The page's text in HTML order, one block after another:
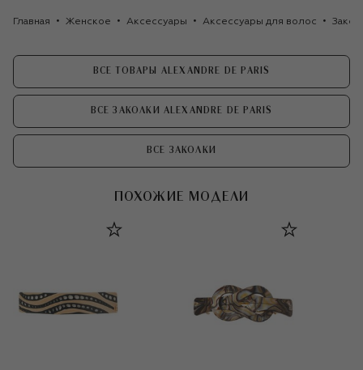
Главная Женское Аксессуары Аксессуары для волос
ВСЕ ТОВАРЫ ALEXANDRE DE PARIS
ВСЕ ЗАКОЛКИ ALEXANDRE DE PARIS
ВСЕ ЗАКОЛКИ
ПОХОЖИЕ МОДЕЛИ